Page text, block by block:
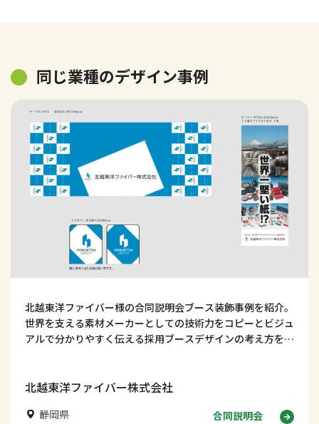
同じ業種のデザイン事例
北越東洋ファイバー様の合同説明会ブース装飾事例を紹介。
世界を支える素材メーカーとしての技術力をコピーとビジュ
アルで分かりやすく伝える採用ブースデザインの考え方を解
北越東洋ファイバー株式会社
静岡県 合同説明会